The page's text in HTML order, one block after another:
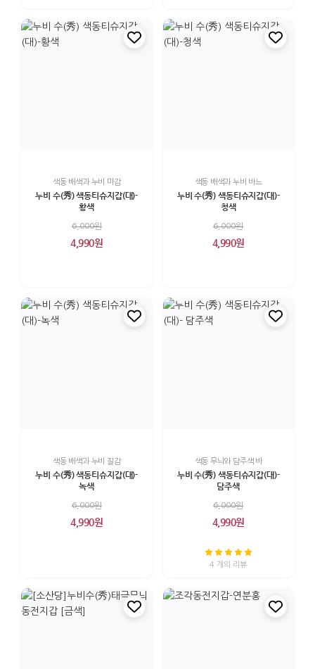
색동 배색과 누비 마감
누비 수(秀) 색동티슈지갑(대)-
황색
6,000원
4,990원
색동 배색과 누비 바느
누비 수(秀) 색동티슈지갑(대)-
청색
6,000원
4,990원
색동 배색과 누비 질감
누비 수(秀) 색동티슈지갑(대)-
녹색
6,000원
4,990원
색동 무늬와 담주색 바
누비 수(秀) 색동티슈지갑(대)-
담주색
6,000원
4,990원
4 개의 리뷰